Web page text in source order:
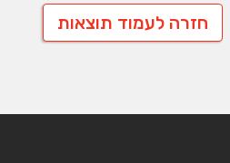
חזרה לעמוד תוצאות